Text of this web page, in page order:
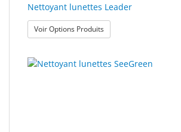
Nettoyant lunettes Leader
Voir Options Produits: Nettoyant lunettes